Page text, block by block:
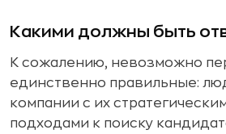
Какими должны быть
К сожалению, невозможно
единственно правильные:
компании с их
подходами к поиску